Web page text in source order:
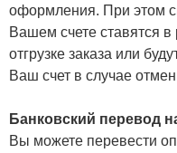
оформления. При этом
Вашем счете ставятся
отгрузке заказа или
Ваш счет в случае
Банковский перевод
Вы можете перевести